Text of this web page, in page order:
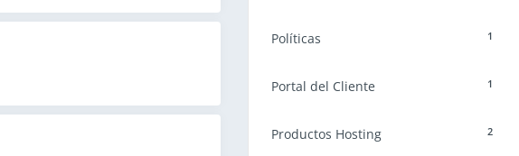
1
Políticas
1
Portal del Cliente
2
Productos Hosting